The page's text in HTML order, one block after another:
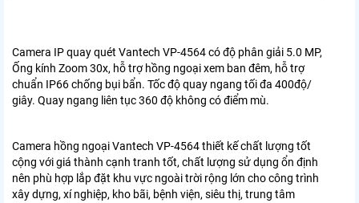
Camera IP quay quét Vantech VP-4564 có độ phân giải 5.0 MP,
Ống kính Zoom 30x, hỗ trợ hồng ngoại xem ban đêm, hỗ trợ
chuẩn IP66 chống bụi bẩn. Tốc độ quay ngang tối đa 400độ/
giây. Quay ngang liên tục 360 độ không có điểm mù.
Camera hồng ngoại Vantech VP-4564 thiết kế chất lượng tốt
cộng với giá thành cạnh tranh tốt, chất lượng sử dụng ổn định
nên phù hợp lắp đặt khu vực ngoài trời rộng lớn cho công trình
xây dựng, xí nghiệp, kho bãi, bệnh viện, siêu thị, trung tâm